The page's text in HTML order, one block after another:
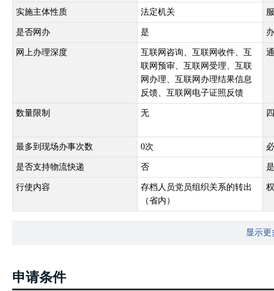
实施主体性质 法定机关
是否网办 是
网上办理深度
互联网咨询、互联网收件、互
联网预审、互联网受理、互联
网办理、互联网办理结果信息
反馈、互联网电子证照反馈
数量限制 无
最多到现场办事次数 0次
是否支持物流快递 否
行使内容
存档人员党员组织关系的转出
（省内）
显示更
申请条件